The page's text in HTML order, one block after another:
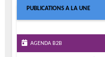
PUBLICATIONS A LA UNE
AGENDA B2B